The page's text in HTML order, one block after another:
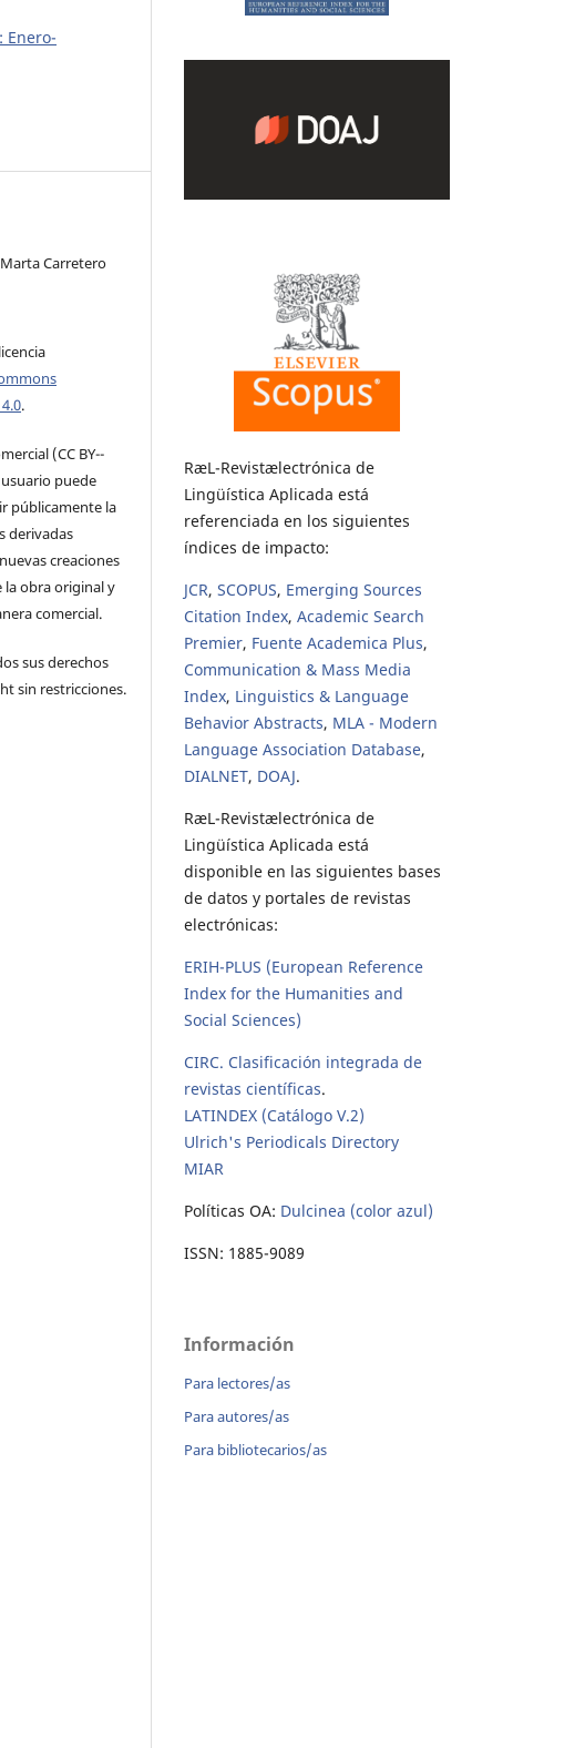
Enero-
Carretero
.
(CC BY-­
usuario puede
públicamente la
derivadas
creaciones
la obra original y
comercial.
sus derechos
sin restricciones.
RæL-Revistælectrónica de
Lingüística Aplicada está
referenciada en los siguientes
índices de impacto:
JCR, SCOPUS, Emerging Sources
Citation Index, Academic Search
Premier, Fuente Academica Plus,
Communication & Mass Media
Index, Linguistics & Language
Behavior Abstracts, MLA - Modern
Language Association Database,
DIALNET, DOAJ.
RæL-Revistælectrónica de
Lingüística Aplicada está
disponible en las siguientes bases
de datos y portales de revistas
electrónicas:
ERIH-PLUS (European Reference
Index for the Humanities and
Social Sciences)
CIRC. Clasificación integrada de
revistas científicas.
LATINDEX (Catálogo V.2)
Ulrich's Periodicals Directory
MIAR
Políticas OA: Dulcinea (color azul)
ISSN: 1885-9089
Información
Para lectores/as
Para autores/as
Para bibliotecarios/as